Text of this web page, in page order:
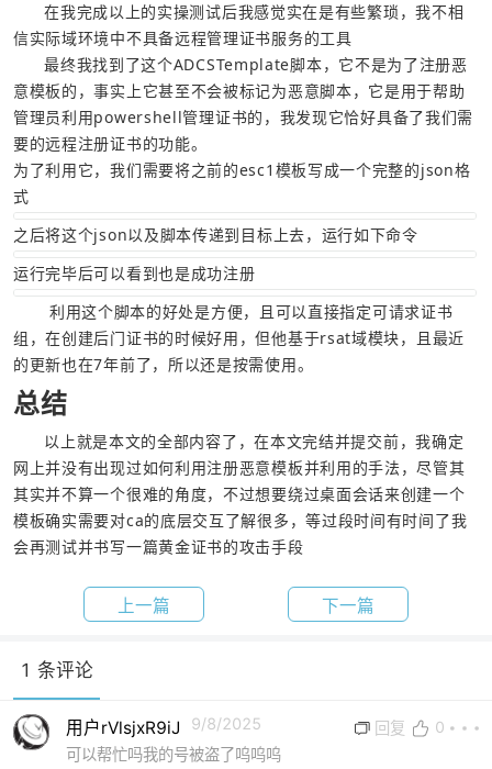
      在我完成以上的实操测试后我感觉实在是有些繁琐，我不相
信实际域环境中不具备远程管理证书服务的工具
      最终我找到了这个
ADCSTemplate脚本，它不是为了注册恶
意模板的，事实上它甚至不会被标记为恶意脚本，它是用于帮助
管理员利用powershell管理证书的，我发现它恰好具备了我们需
要的远程注册证书的功能。
为了利用它，我们需要将之前的esc1模板写成一个完整的json格
式
之后将这个json以及脚本传递到目标上去，运行如下命令
运行完毕后可以看到也是成功注册
组，在创建后门证书的时候好用，但他基于rsat域模块，且最近
的更新也在7年前了，所以还是按需使用。
总结
网上并没有出现过如何利用注册恶意模板并利用的手法，尽管其
其实并不算一个很难的角度，不过想要绕过桌面会话来创建一个
模板确实需要对ca的底层交互了解很多，等过段时间有时间了我
会再测试并书写一篇黄金证书的攻击手段
上一篇 下一篇
1 条评论
用户rVlsjxR9iJ 9/8/2025 回复
0
可以帮忙吗我的号被盗了呜呜呜